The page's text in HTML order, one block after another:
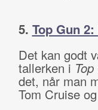
5. Top Gun
Det kan godt
tallerken i
det, når man
Tom Cruise